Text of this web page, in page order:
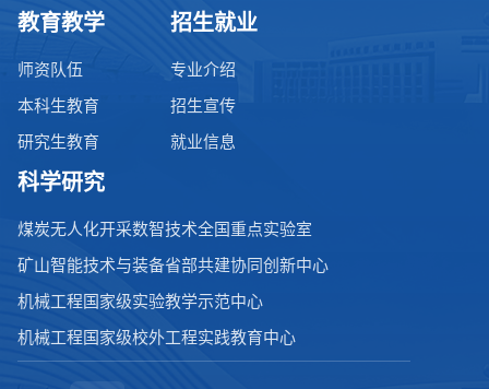
教育教学
师资队伍
本科生教育
研究生教育
招生就业
专业介绍
招生宣传
就业信息
科学研究
煤炭无人化开采数智技术全国重点实验室
矿山智能技术与装备省部共建协同创新中心
机械工程国家级实验教学示范中心
机械工程国家级校外工程实践教育中心